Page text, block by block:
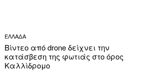
ΕΛΛΑΔΑ
Βίντεο από drone δείχνει την
κατάσβεση της φωτιάς στο όρος
Καλλίδρομο